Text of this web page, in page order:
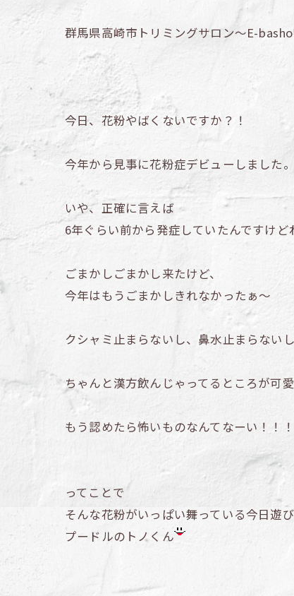
群馬県高崎市トリミングサロン～E-
今日、花粉やばくないですか？！
今年から見事に花粉症デビューしました。
いや、正確に言えば
6年ぐらい前から発症していたんですけど
ごまかしごまかし来たけど、
今年はもうごまかしきれなかったぁ～
クシャミ止まらないし、鼻水止まらない
ちゃんと漢方飲んじゃってるところが可愛
もう認めたら怖いものなんてなーい！！！
ってことで
そんな花粉がいっぱい舞っている今日遊
プードルのトノくん